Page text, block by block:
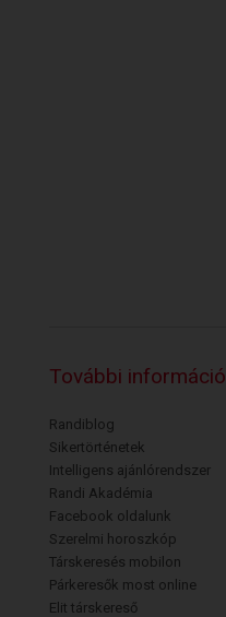
További információ
Randiblog
Sikertörténetek
Intelligens ajánlórendszer
Randi Akadémia
Facebook oldalunk
Szerelmi horoszkóp
Társkeresés mobilon
Párkeresők most online
Elit társkereső